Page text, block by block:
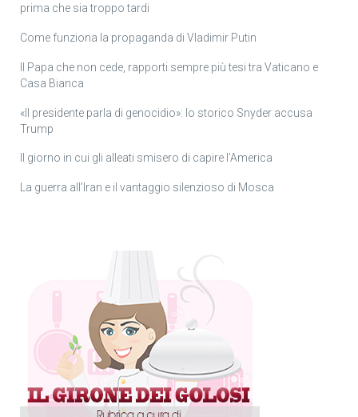
prima che sia troppo tardi
Come funziona la propaganda di Vladimir Putin
Il Papa che non cede, rapporti sempre più tesi tra Vaticano e
Casa Bianca
«Il presidente parla di genocidio»: lo storico Snyder accusa
Trump
Il giorno in cui gli alleati smisero di capire l’America
La guerra all’Iran e il vantaggio silenzioso di Mosca